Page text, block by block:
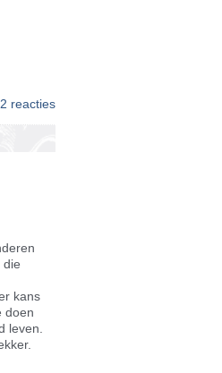
2 reacties
die
kans
doen
leven.